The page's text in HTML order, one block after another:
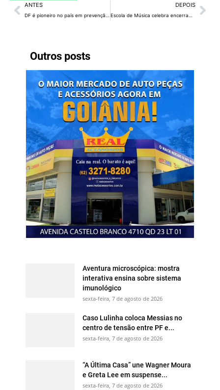
Outros posts
Aventura microscópica: mostra
interativa ensina sobre sistema
imunológico
sexta-feira, 7 de agosto de 2026
Caso Lulinha coloca Messias no
centro de tensão entre PF e...
sexta-feira, 7 de agosto de 2026
“A Última Casa” une Wagner Moura
e Greta Lee em suspense...
sexta-feira, 7 de agosto de 2026
ANTES DEPOIS